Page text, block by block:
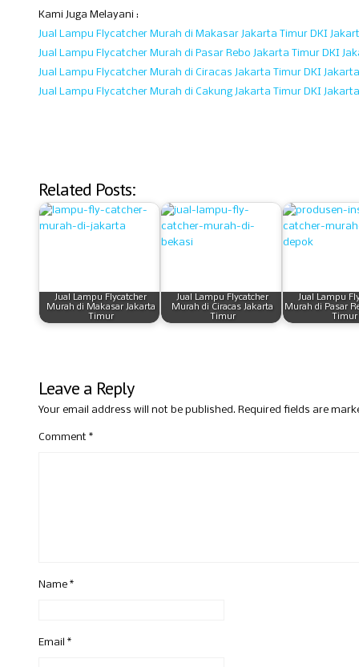
Kami Juga Melayani :
Jual Lampu Flycatcher Murah di Makasar Jakarta Timur DKI
Jual Lampu Flycatcher Murah di Pasar Rebo Jakarta Timur DKI
Jual Lampu Flycatcher Murah di Ciracas Jakarta Timur DKI Jakarta
Jual Lampu Flycatcher Murah di Cakung Jakarta Timur DKI Jakarta
Related Posts:
Jual Lampu Flycatcher
Murah di Makasar Jakarta
Timur
Jual Lampu Flycatcher
Murah di Ciracas Jakarta
Timur
Jual Lampu
Murah di Pasar
Timur
Leave a Reply
Your email address will not be published. Required fields are
Comment *
Name *
Email *